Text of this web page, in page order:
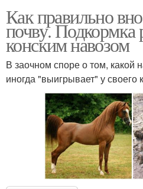
Как правильно
почву. Подкормка
конским навозом
В заочном споре о том, какой
иногда "выигрывает" у своего